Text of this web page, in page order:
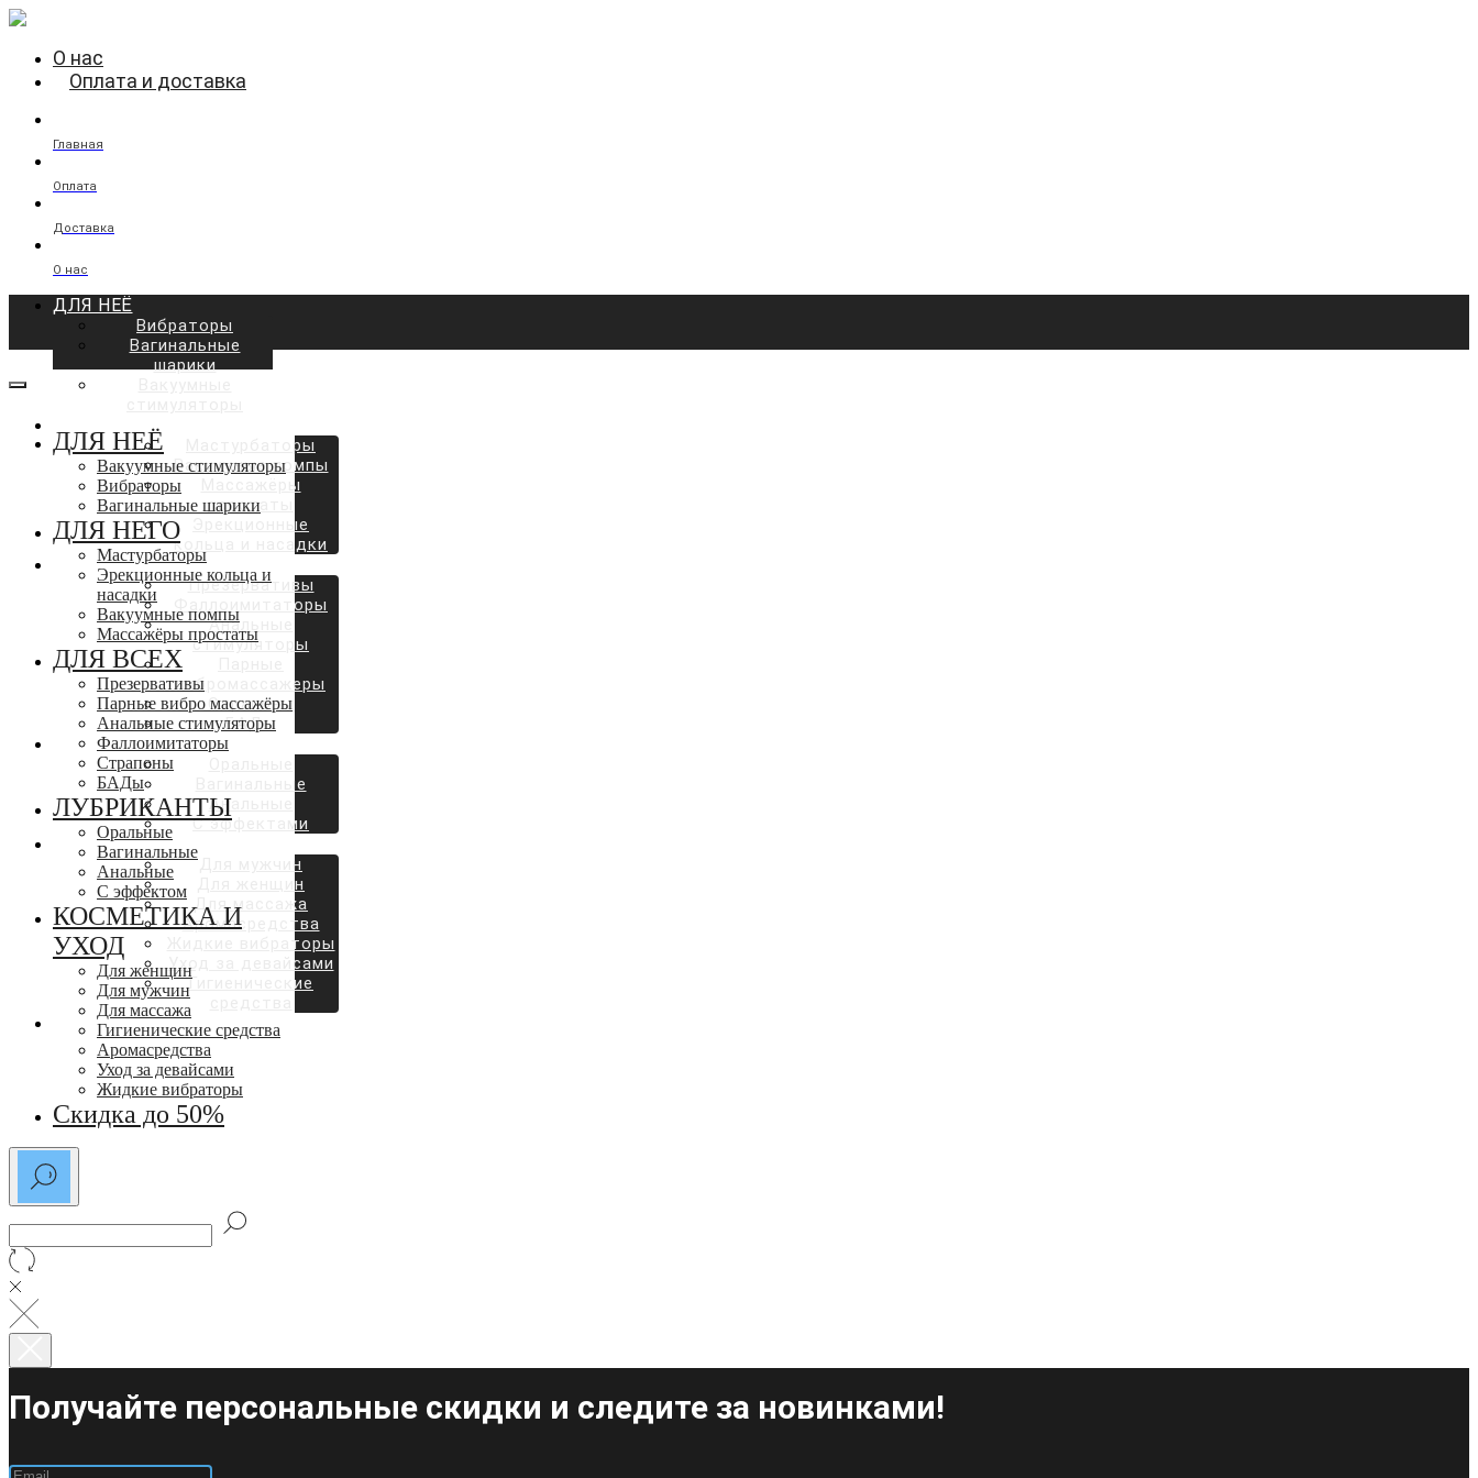
О нас
Оплата и доставка
Главная
Оплата
Доставка
О нас
ДЛЯ НЕЁ
Вибраторы
Вагинальные
шарики
ДЛЯ НЕГО
Мастурбаторы
Вакуумные помпы
Массажёры
простаты
Эрекционные
кольца и насадки
ДЛЯ ВСЕХ
Презервативы
Фаллоимитаторы
Анальные
стимуляторы
вибромассажеры
Страпоны
БАДы
ЛУБРИКАНТЫ
Вагинальные
Анальные
С эффектами
КОСМЕТИКА И УХОД
Для мужчин
Для женщин
Для массажа
Аромасредства
Жидкие вибраторы
Уход за девайсами
Гигиенические
СКИДКИ ДО 50%
ДЛЯ НЕЁ
Вакуумные стимуляторы
Вибраторы
Вагинальные шарики
ДЛЯ НЕГО
Мастурбаторы
Эрекционные кольца и
насадки
Вакуумные помпы
Массажёры простаты
ДЛЯ ВСЕХ
Презервативы
Парные вибро массажёры
Анальные стимуляторы
Фаллоимитаторы
Страпоны
БАДы
ЛУБРИКАНТЫ
Оральные
Вагинальные
Анальные
С эффектом
КОСМЕТИКА И
УХОД
Для женщин
Для мужчин
Для массажа
Гигиенические средства
Аромасредства
Уход за девайсами
Жидкие вибраторы
Скидка до 50%
Получайте персональные скидки и следите за новинками!